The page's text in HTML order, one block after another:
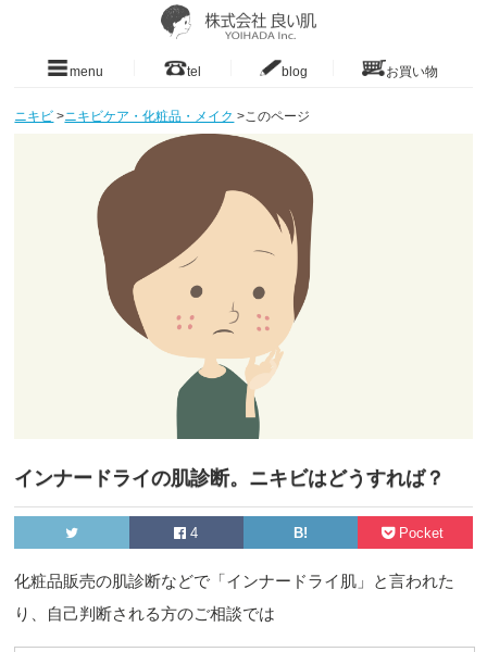
menu tel blog お買い物
ニキビ >ニキビケア・化粧品・メイク >このページ
インナードライの肌診断。ニキビはどうすれば？
4 B! Pocket
化粧品販売の肌診断などで「インナードライ肌」と言われた
り、自己判断される方のご相談では